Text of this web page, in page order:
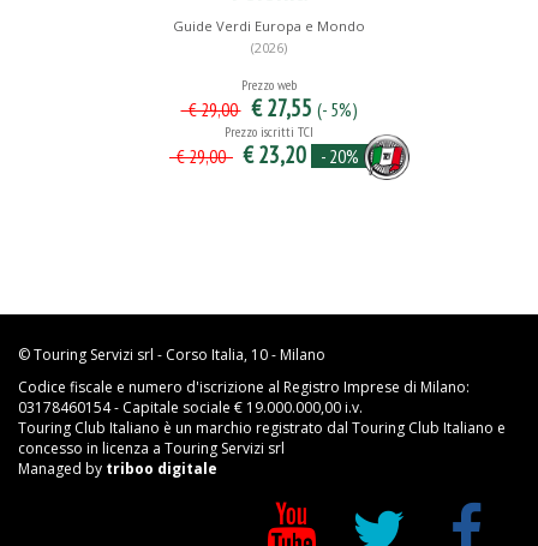
Guide Verdi Europa e Mondo
(2026)
Prezzo web
€ 29,00 € 27,55 (- 5%)
Prezzo iscritti TCI
€ 29,00 € 23,20 - 20%
© Touring Servizi srl - Corso Italia, 10 - Milano
Codice fiscale e numero d'iscrizione al Registro Imprese di Milano:
03178460154 - Capitale sociale € 19.000.000,00 i.v.
Touring Club Italiano è un marchio registrato dal Touring Club Italiano e
concesso in licenza a Touring Servizi srl
Managed by triboo digitale